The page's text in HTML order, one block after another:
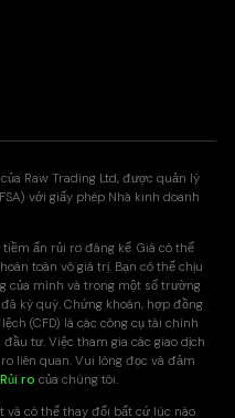
Raw Trading Ltd, được quản lý
với giấy phép Nhà kinh doanh
ẩn rủi ro đáng kể. Giá có thể
toàn vô giá trị. Bạn có thể chịu
của mình và trong một số trường
ký quỹ. Chứng khoán, hợp đồng
(CFD) là các công cụ tài chính
tư. Việc tham gia các giao dịch
liên quan. Vui lòng đọc và đảm
ro của chúng tôi.
có thể thay đổi bất cứ lúc nào.